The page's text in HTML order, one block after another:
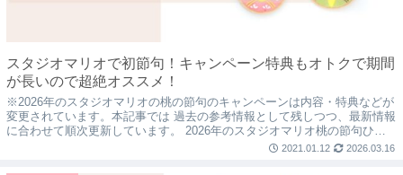
スタジオマリオで初節句！キャンペーン特典もオトクで期間
が長いので超絶オススメ！
※2026年のスタジオマリオの桃の節句のキャンペーンは内容・特典などが
変更されています。本記事では 過去の参考情報として残しつつ、最新情報
に合わせて順次更新しています。 2026年のスタジオマリオ桃の節句ひな
2021.01.12 2026.03.16